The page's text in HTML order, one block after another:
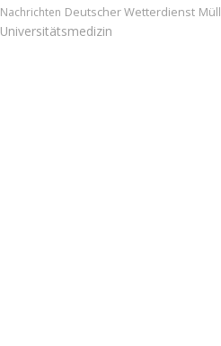
Nachrichten Deutscher Wetterdienst Müll
Universitätsmedizin